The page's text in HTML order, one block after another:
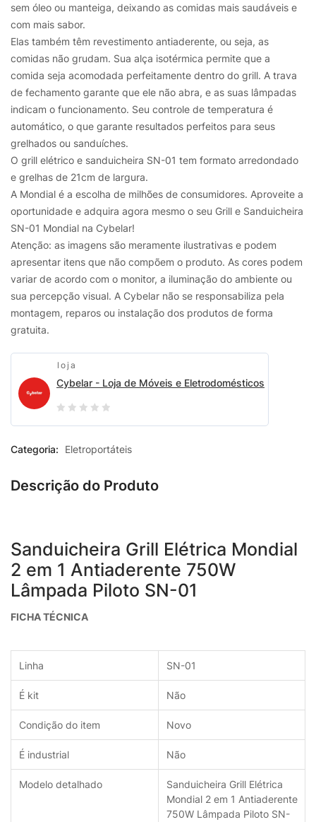
sem óleo ou manteiga, deixando as comidas mais saudáveis e
com mais sabor.
Elas também têm revestimento antiaderente, ou seja, as
comidas não grudam. Sua alça isotérmica permite que a
comida seja acomodada perfeitamente dentro do grill. A trava
de fechamento garante que ele não abra, e as suas lâmpadas
indicam o funcionamento. Seu controle de temperatura é
automático, o que garante resultados perfeitos para seus
grelhados ou sanduíches.
O grill elétrico e sanduicheira SN-01 tem formato arredondado
e grelhas de 21cm de largura.
A Mondial é a escolha de milhões de consumidores. Aproveite a
oportunidade e adquira agora mesmo o seu Grill e Sanduicheira
SN-01 Mondial na Cybelar!
Atenção: as imagens são meramente ilustrativas e podem
apresentar itens que não compõem o produto. As cores podem
variar de acordo com o monitor, a iluminação do ambiente ou
sua percepção visual. A Cybelar não se responsabiliza pela
montagem, reparos ou instalação dos produtos de forma
gratuita.
loja
Cybelar - Loja de Móveis e Eletrodomésticos
0
of
Categoria: Eletroportáteis
Descrição do Produto
Sanduicheira Grill Elétrica Mondial
2 em 1 Antiaderente 750W
Lâmpada Piloto SN-01
FICHA TÉCNICA
Linha SN-01
É kit Não
Condição do item Novo
É industrial Não
Modelo detalhado
Sanduicheira Grill Elétrica
Mondial 2 em 1 Antiaderente
750W Lâmpada Piloto SN-